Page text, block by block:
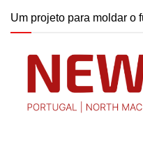
Um projeto para moldar o